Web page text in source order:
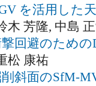
を活用した
木 芳隆, 中島
回避のため
松 康祐
斜面のSfM-